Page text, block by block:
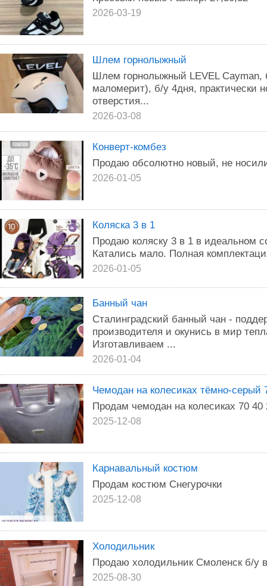
2026-03-19
Шлем горнолыжный
Шлем горнолыжный LEVEL Cayman,
маломерит), б/у 4дня, практически
отверстия...
2026-03-08
Конверт-комбез
Продаю обсолютно новый, не
2026-01-05
Коляска 3 в 1
Продаю коляску 3 в 1 в идеальном
Катались мало. Полная
2026-01-05
Банный чан
Сталинградский банный чан -
производителя и окунись в мир
Изготавливаем ...
2026-01-04
Чемодан на колесиках тёмно-серый
Продам чемодан на колесиках 70 40
2025-12-08
Карнавальный костюм
Продам костюм Снегурочки
2025-12-08
Холодильник
Продаю холодильник Смоленск б/у
2025-08-30